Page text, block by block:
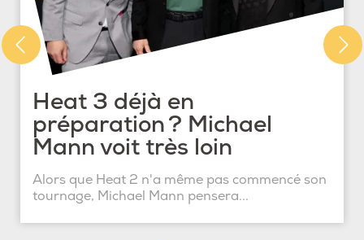
Heat 3 déjà en
préparation ? Michael
Mann voit très loin
Alors que Heat 2 n'a même pas commencé son
tournage, Michael Mann pensera...